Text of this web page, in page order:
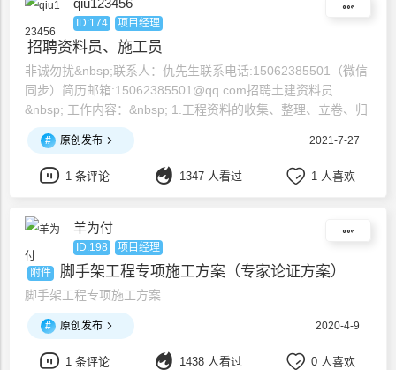
ID:174 项目经理
招聘资料员、施工员
非诚勿扰&nbsp;联系人：仇先生联系电话:15062385501（微信
同步）简历邮箱:15062385501@qq.com招聘土建资料员
&nbsp; 工作内容：&nbsp; 1.工程资料的收集、整理、立卷、归
档、保管工作；&nbsp; 2.施工过程中各种质量保证资料的收
集、检查、汇总等；&nbsp; 3.施工中各种会议的记录、整理、
会签、复英分发等；&am
# 原创发布 2021-7-27
1 条评论 1347 人看过 1 人喜欢
羊为付
ID:198 项目经理
附件 脚手架工程专项施工方案（专家论证方案）
脚手架工程专项施工方案
# 原创发布 2020-4-9
1 条评论 1438 人看过 0 人喜欢